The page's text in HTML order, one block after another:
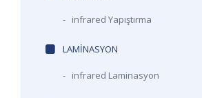
- infrared Yapıştırma
LAMINASYON
- infrared Laminasyon